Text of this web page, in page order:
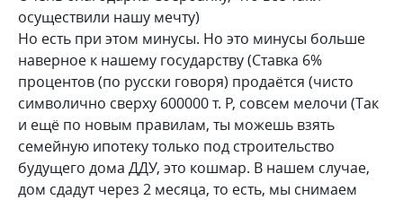
осуществили нашу мечту)
Но есть при этом минусы. Но это минусы больше
наверное к нашему государству (Ставка 6%
процентов (по русски говоря) продаётся (чисто
символично сверху 600000 т. Р, совсем мелочи (Так
и ещё по новым правилам, ты можешь взять
семейную ипотеку только под строительство
будущего дома ДДУ, это кошмар. В нашем случае,
дом сдадут через 2 месяца, то есть, мы снимаем